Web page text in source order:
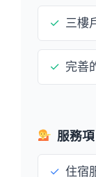
✓ 三樓
✓ 完善
服務
✓ 住宿